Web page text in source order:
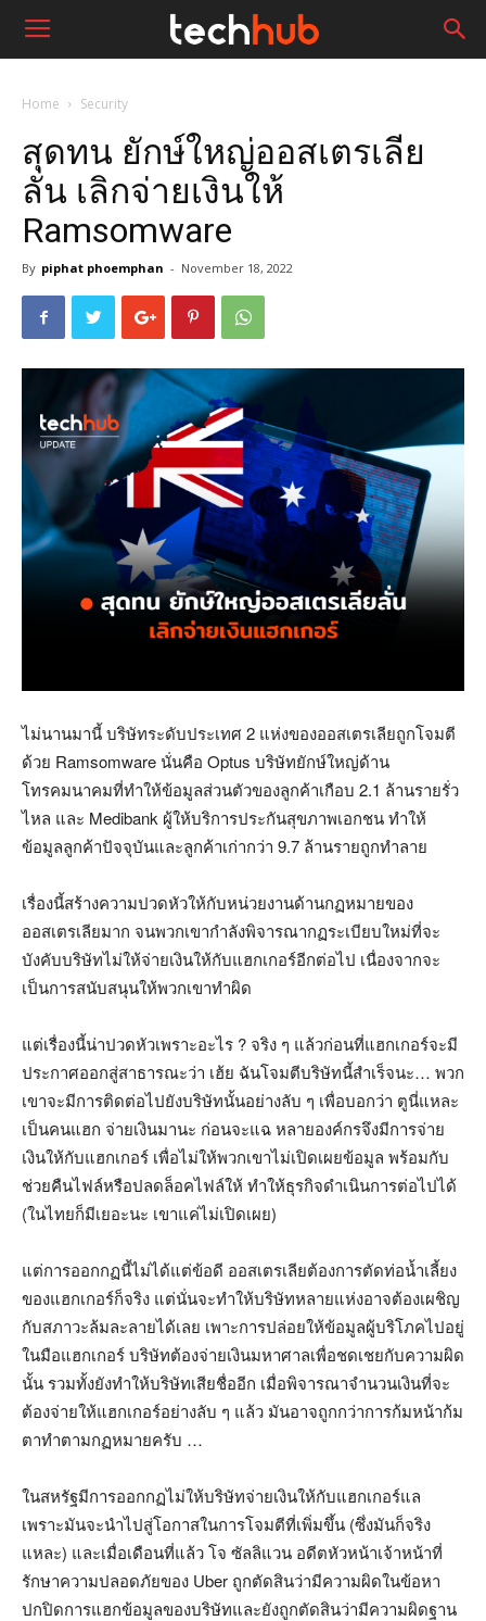
Home Security
สุดทน ยักษ์ใหญ่ออสเตรเลีย
ลั่น เลิกจ่ายเงินให้
Ramsomware
By piphat phoemphan - November 18, 2022
ไม่นานมานี้ บริษัทระดับประเทศ 2 แห่งของออสเตรเลียถูกโจมตี
ด้วย Ramsomware นั่นคือ Optus บริษัทยักษ์ใหญ่ด้าน
โทรคมนาคมที่ทำให้ข้อมูลส่วนตัวของลูกค้าเกือบ 2.1 ล้านรายรั่ว
ไหล และ Medibank ผู้ให้บริการประกันสุขภาพเอกชน ทำให้
ข้อมูลลูกค้าปัจจุบันและลูกค้าเก่ากว่า 9.7 ล้านรายถูกทำลาย
เรื่องนี้สร้างความปวดหัวให้กับหน่วยงานด้านกฏหมายของ
ออสเตรเลียมาก จนพวกเขากำลังพิจารณากฏระเบียบใหม่ที่จะ
บังคับบริษัทไม่ให้จ่ายเงินให้กับแฮกเกอร์อีกต่อไป เนื่องจากจะ
เป็นการสนับสนุนให้พวกเขาทำผิด
แต่เรื่องนี้น่าปวดหัวเพราะอะไร ? จริง ๆ แล้วก่อนที่แฮกเกอร์จะมี
ประกาศออกสู่สาธารณะว่า เฮ้ย ฉันโจมตีบริษัทนี้สำเร็จนะ… พวก
เขาจะมีการติดต่อไปยังบริษัทนั้นอย่างลับ ๆ เพื่อบอกว่า ตูนี่แหละ
เป็นคนแฮก จ่ายเงินมานะ ก่อนจะแฉ หลายองค์กรจึงมีการจ่าย
เงินให้กับแฮกเกอร์ เพื่อไม่ให้พวกเขาไม่เปิดเผยข้อมูล พร้อมกับ
ช่วยคืนไฟล์หรือปลดล็อคไฟล์ให้ ทำให้ธุรกิจดำเนินการต่อไปได้
(ในไทยก็มีเยอะนะ เขาแค่ไม่เปิดเผย)
แต่การออกกฏนี้ไม่ได้แต่ข้อดี ออสเตรเลียต้องการตัดท่อน้ำเลี้ยง
ของแฮกเกอร์ก็จริง แต่นั่นจะทำให้บริษัทหลายแห่งอาจต้องเผชิญ
กับสภาวะล้มละลายได้เลย เพาะการปล่อยให้ข้อมูลผู้บริโภคไปอยู่
ในมือแฮกเกอร์ บริษัทต้องจ่ายเงินมหาศาลเพื่อชดเชยกับความผิด
นั้น รวมทั้งยังทำให้บริษัทเสียชื่ออีก เมื่อพิจารณาจำนวนเงินที่จะ
ต้องจ่ายให้แฮกเกอร์อย่างลับ ๆ แล้ว มันอาจถูกกว่าการก้มหน้าก้ม
ตาทำตามกฏหมายครับ …
ในสหรัฐมีการออกกฏไม่ให้บริษัทจ่ายเงินให้กับแฮกเกอร์แล
เพราะมันจะนำไปสู่โอกาสในการโจมตีที่เพิ่มขึ้น (ซึ่งมันก็จริง
แหละ) และเมื่อเดือนที่แล้ว โจ ซัลลิแวน อดีตหัวหน้าเจ้าหน้าที่
รักษาความปลอดภัยของ Uber ถูกตัดสินว่ามีความผิดในข้อหา
ปกปิดการแฮกข้อมูลของบริษัทและยังถูกตัดสินว่ามีความผิดฐาน